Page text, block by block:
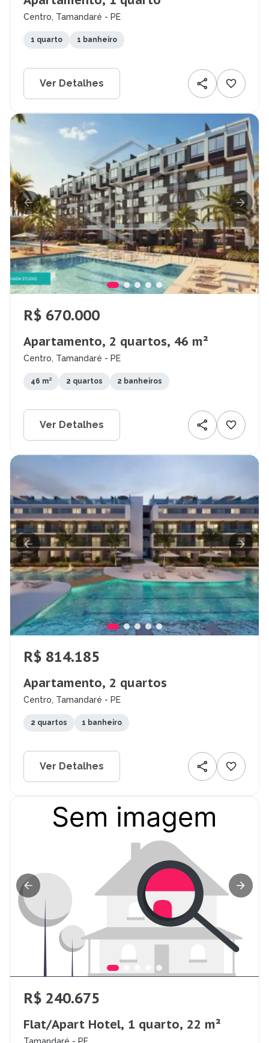
Centro, Tamandaré - PE
1 quarto 1 banheiro
Ver Detalhes
R$ 670.000
Apartamento, 2 quartos, 46 m²
Centro, Tamandaré - PE
46 m² 2 quartos 2 banheiros
Ver Detalhes
R$ 814.185
Apartamento, 2 quartos
Centro, Tamandaré - PE
2 quartos 1 banheiro
Ver Detalhes
R$ 240.675
Flat/Apart Hotel, 1 quarto, 22 m²